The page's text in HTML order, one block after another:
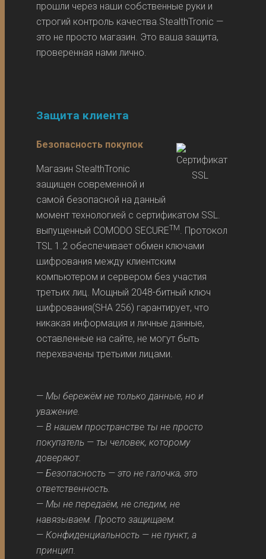
прошли через наши собственные руки и
строгий контроль качества.StealthTronic —
это не просто магазин. Это ваша защита,
проверенная нами лично.
Защита клиента
Безопасность покупок
Магазин StealthTronic
защищен современной и
самой безопасной на данный
момент технологией с сертификатом SSL.
выпущенный COMODO SECURETM
. Протокол
TSL 1.2 обеспечивает обмен ключами
шифрования между клиентским
компьютером и сервером без участия
третьих лиц. Мощный 2048-битный ключ
шифрования(SHA 256) гарантирует, что
никакая информация и личные данные,
оставленные на сайте, не могут быть
перехвачены третьими лицами.
—Мы бережём не только данные, но и
уважение.
—В нашем пространстве ты не просто
покупатель — ты человек, которому
доверяют.
—Безопасность — это не галочка, это
ответственность.
—Мы не передаём, не следим, не
навязываем. Просто защищаем.
— Конфиденциальность — не пункт, а
принцип.